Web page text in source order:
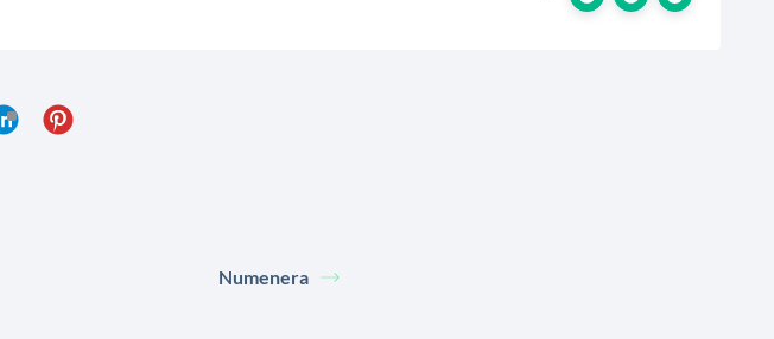
Numenera